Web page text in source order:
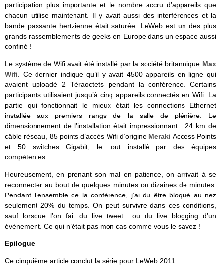
participation plus importante et le nombre accru d’appareils que
chacun utilise maintenant. Il y avait aussi des interférences et la
bande passante hertzienne était saturée. LeWeb est un des plus
grands rassemblements de geeks en Europe dans un espace aussi
confiné !
Le système de Wifi avait été installé par la société britannique Max
Wifi . Ce dernier indique qu’il y avait 4500 appareils en ligne qui
avaient uploadé 2 Téraoctets pendant la conférence. Certains
participants utilisaient jusqu’à cinq appareils connectés en Wifi. La
partie qui fonctionnait le mieux était les connections Ethernet
installée aux premiers rangs de la salle de plénière. Le
dimensionnement de l’installation était impressionnant : 24 km de
câble réseau, 85 points d’accès Wifi d’origine Meraki Access Points
et 50 switches Gigabit, le tout installé par des équipes
compétentes.
Heureusement, en prenant son mal en patience, on arrivait à se
reconnecter au bout de quelques minutes ou dizaines de minutes.
Pendant l’ensemble de la conférence, j’ai du être bloqué au nez
seulement 20% du temps. On peut survivre dans ces conditions,
sauf lorsque l’on fait du live tweet ou du live blogging d’un
événement. Ce qui n’était pas mon cas comme vous le savez !
Epilogue
Ce cinquième article conclut la série pour LeWeb 2011.